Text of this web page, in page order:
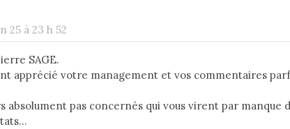
25 à 23 h 52
SAGE.
apprécié votre management et vos commentaires
absolument pas concernés qui vous virent par manque